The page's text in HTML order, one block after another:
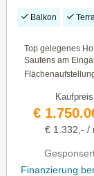
Balkon
Top gelegenes
Sautens am
Kaufpreis
€
€ 1.332,- /
Finanzierung